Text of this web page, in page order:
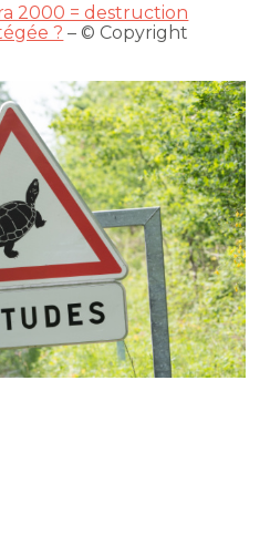
2000 = destruction
? – © Copyright